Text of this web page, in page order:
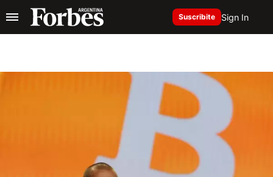
Suscribite Sign In